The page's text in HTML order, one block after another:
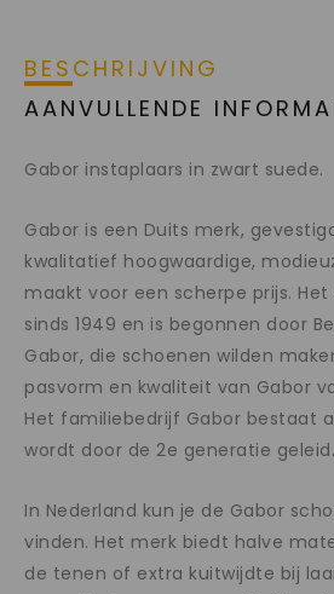
BESCHRIJVING
AANVULLENDE
Gabor instaplaars in zwart suede.
Gabor is een Duits merk,
kwalitatief hoogwaardige,
maakt voor een scherpe prijs.
sinds 1949 en is begonnen door
Gabor, die schoenen wilden
pasvorm en kwaliteit van Gabor
Het familiebedrijf Gabor bestaat
wordt door de 2e generatie geleid.
In Nederland kun je de Gabor
vinden. Het merk biedt halve
de tenen of extra kuitwijdte bij